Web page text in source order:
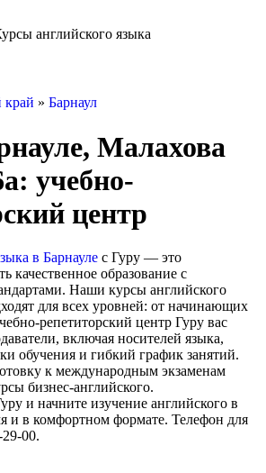
край » Барнаул
Малахова
учебно-
центр
в Барнауле с Гуру — это
качественное образование с
Наши курсы английского
для всех уровней: от начинающих
репетиторский центр Гуру вас
включая носителей языка,
обучения и гибкий график занятий.
к международным экзаменам
бизнес-английского.
и начните изучение английского в
и в комфортном формате. Телефон для
00.